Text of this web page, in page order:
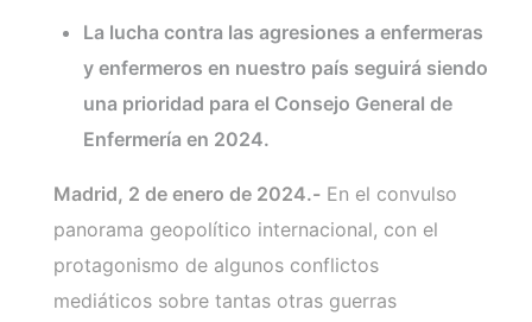
La lucha contra las agresiones a enfermeras
y enfermeros en nuestro país seguirá siendo
una prioridad para el Consejo General de
Enfermería en 2024.
Madrid, 2 de enero de 2024.- En el convulso
panorama geopolítico internacional, con el
protagonismo de algunos conflictos
mediáticos sobre tantas otras guerras